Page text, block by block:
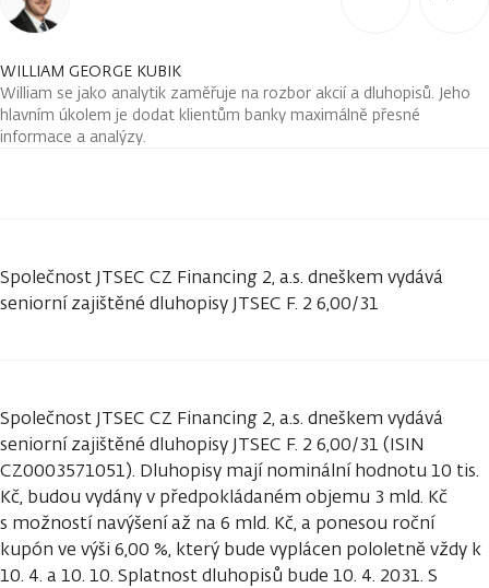
WILLIAM GEORGE KUBIK
William se jako analytik zaměřuje na rozbor akcií a dluhopisů. Jeho
hlavním úkolem je dodat klientům banky maximálně přesné
informace a analýzy.
Společnost JTSEC CZ Financing 2, a.s. dneškem vydává
seniorní zajištěné dluhopisy JTSEC F. 2 6,00/31
Společnost JTSEC CZ Financing 2, a.s. dneškem vydává
seniorní zajištěné dluhopisy JTSEC F. 2 6,00/31 (ISIN
CZ0003571051). Dluhopisy mají nominální hodnotu 10 tis.
Kč, budou vydány v předpokládaném objemu 3 mld. Kč
s možností navýšení až na 6 mld. Kč, a ponesou roční
kupón ve výši 6,00 %, který bude vyplácen pololetně vždy k
10. 4. a 10. 10. Splatnost dluhopisů bude 10. 4. 2031. S